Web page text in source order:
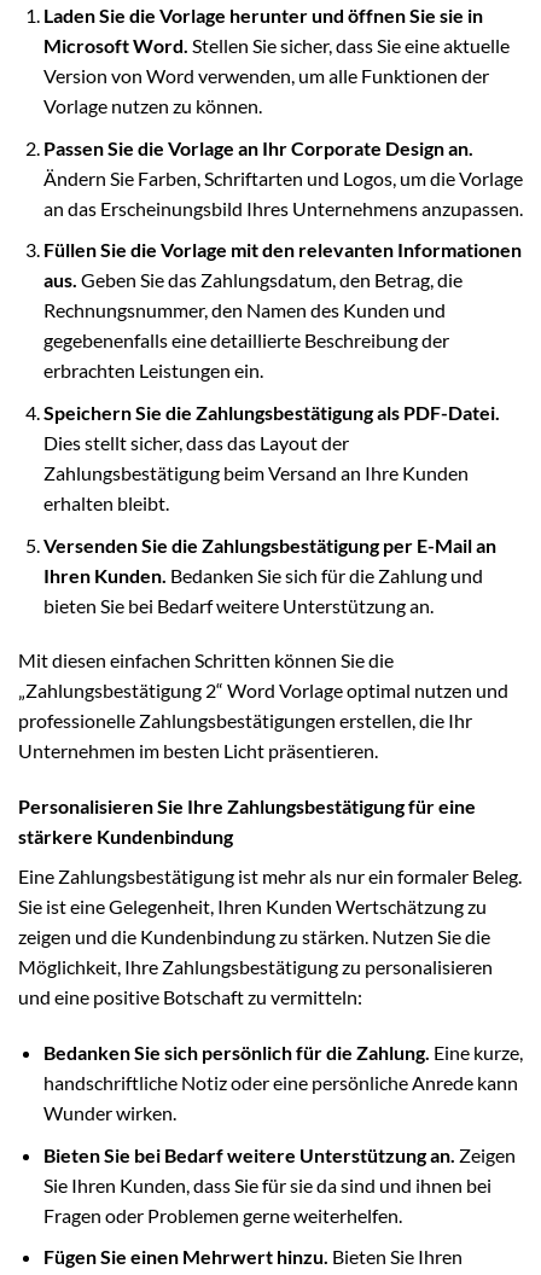
Laden Sie die Vorlage herunter und öffnen Sie sie in
Microsoft Word. Stellen Sie sicher, dass Sie eine aktuelle
Version von Word verwenden, um alle Funktionen der
Vorlage nutzen zu können.
Passen Sie die Vorlage an Ihr Corporate Design an.
Ändern Sie Farben, Schriftarten und Logos, um die Vorlage
an das Erscheinungsbild Ihres Unternehmens anzupassen.
Füllen Sie die Vorlage mit den relevanten Informationen
aus. Geben Sie das Zahlungsdatum, den Betrag, die
Rechnungsnummer, den Namen des Kunden und
gegebenenfalls eine detaillierte Beschreibung der
erbrachten Leistungen ein.
Speichern Sie die Zahlungsbestätigung als PDF-Datei.
Dies stellt sicher, dass das Layout der
Zahlungsbestätigung beim Versand an Ihre Kunden
erhalten bleibt.
Versenden Sie die Zahlungsbestätigung per E-Mail an
Ihren Kunden. Bedanken Sie sich für die Zahlung und
bieten Sie bei Bedarf weitere Unterstützung an.
Mit diesen einfachen Schritten können Sie die
„Zahlungsbestätigung 2“ Word Vorlage optimal nutzen und
professionelle Zahlungsbestätigungen erstellen, die Ihr
Unternehmen im besten Licht präsentieren.
Personalisieren Sie Ihre Zahlungsbestätigung für eine
stärkere Kundenbindung
Eine Zahlungsbestätigung ist mehr als nur ein formaler Beleg.
Sie ist eine Gelegenheit, Ihren Kunden Wertschätzung zu
zeigen und die Kundenbindung zu stärken. Nutzen Sie die
Möglichkeit, Ihre Zahlungsbestätigung zu personalisieren
und eine positive Botschaft zu vermitteln:
Bedanken Sie sich persönlich für die Zahlung. Eine kurze,
handschriftliche Notiz oder eine persönliche Anrede kann
Wunder wirken.
Bieten Sie bei Bedarf weitere Unterstützung an. Zeigen
Sie Ihren Kunden, dass Sie für sie da sind und ihnen bei
Fragen oder Problemen gerne weiterhelfen.
Fügen Sie einen Mehrwert hinzu. Bieten Sie Ihren